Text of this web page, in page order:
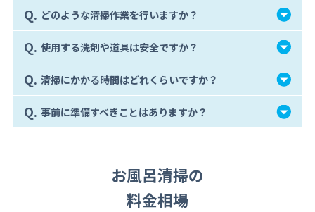
Q. どのような清掃作業を行いますか？
Q. 使用する洗剤や道具は安全ですか？
Q. 清掃にかかる時間はどれくらいですか？
Q. 事前に準備すべきことはありますか？
お風呂清掃の
料金相場